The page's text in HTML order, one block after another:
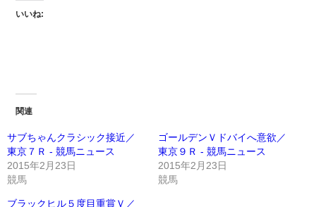
いいね:
関連
サブちゃんクラシック接近／
東京７Ｒ - 競馬ニュース
2015年2月23日
競馬
ゴールデンＶドバイへ意欲／
東京９Ｒ - 競馬ニュース
2015年2月23日
競馬
ブラックヒル５度目重賞Ｖ／